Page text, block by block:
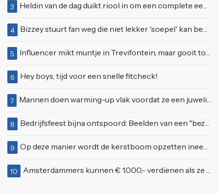
3 Heldin van de dag duikt riool in om een complete eendenfamilie te redden
4 Bizzey stuurt fan weg die niet lekker 'soepel' kan bewegen op podium
5 Influencer mikt muntje in Trevifontein, maar gooit toerist bijna knock-out
6 Hey boys, tijd voor een snelle fitcheck!
7 Mannen doen warming-up vlak voordat ze een juwelierszaak in Rhenen overvallen
8 Bedrijfsfeest bijna ontspoord: Beelden van een "bezopen Tino Martin" gaan viraal
9 Op deze manier wordt de kerstboom opzetten ineens een stuk leuker
10 Amsterdammers kunnen € 1.000,- verdienen als ze deze simpele vragen goed beantwoorden